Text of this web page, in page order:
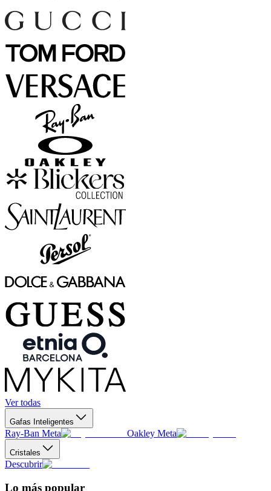
Ver todas
Gafas Inteligentes
Ray-Ban Meta Oakley Meta
Cristales
Descubrir
Lo más popular